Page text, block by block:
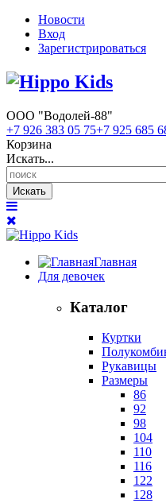
Новости
Вход
Зарегистрироваться
ООО "Водолей-88"
+7 926 383 05 75+7 925 685
Корзина
Искать...
Искать
Главная
Для девочек
Каталог
Куртки
Рукавицы
Размеры
86
92
98
104
110
116
122
128